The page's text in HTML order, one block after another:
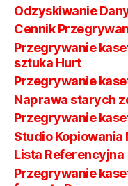
Odzyskiwanie
Cennik
Przegrywanie
sztuka Hurt
Przegrywanie
Naprawa starych
Przegrywanie
Studio Kopiowania
Lista Referencyjna
Przegrywanie